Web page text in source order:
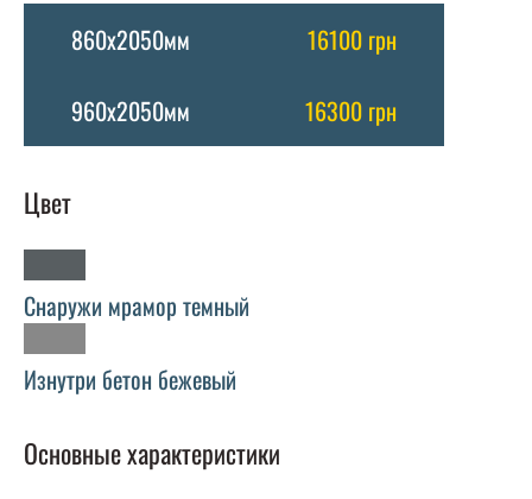
860х2050мм
16100 грн
960х2050мм
16300 грн
Цвет
Снаружи мрамор темный
Изнутри бетон бежевый
Основные характеристики